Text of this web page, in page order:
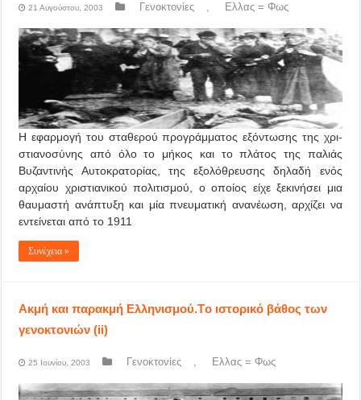
21 Αυγούστου, 2003 Γενοκτονίες , Ελλας = Φως
Η εφαρμογή του σταθερού προ­γράμματος εξόντωσης της χρι­
στιανοσύνης από όλο το μήκος και το πλάτος της παλιάς
Βυζαντινής Αυτοκρατορίας, της εξολόθρευσης δηλαδή ενός
αρχαίου χριστιανικού πολιτισμού, ο οποίος είχε ξεκινή­σει μια
θαυμαστή ανάπτυξη και μία πνευματική ανανέωση, αρχίζει να
εντείνεται από το 1911
Συνέχεια »
Ακμή και παρακμή Ελληνισμού.Tο ιστορικό βάθος των
γενοκτονιών (ii)
25 Ιουνίου, 2003 Γενοκτονίες , Ελλας = Φως